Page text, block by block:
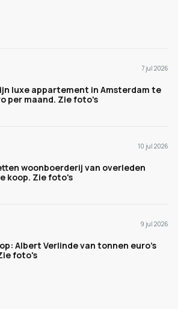
7 jul 2026
luxe appartement in Amsterdam te
per maand. Zie foto's
10 jul 2026
woonboerderij van overleden
koop. Zie foto's
9 jul 2026
Albert Verlinde van tonnen euro's
foto's